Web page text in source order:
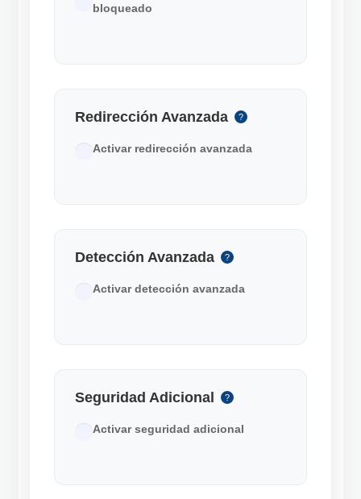
bloqueado
Redirección Avanzada ?
Activar redirección avanzada
Detección Avanzada ?
Activar detección avanzada
Seguridad Adicional ?
Activar seguridad adicional